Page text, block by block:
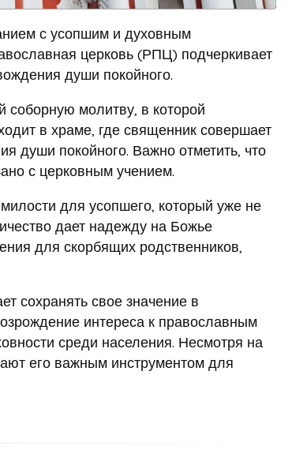
с усопшим и духовным
церковь (РПЦ) подчеркивает
души покойного.
соборную молитву, в которой
в храме, где священник совершает
души покойного. Важно отметить, что
с церковным учением.
для усопшего, который уже не
дает надежду на Божье
для скорбящих родственников,
сохранять свое значение в
интереса к православным
среди населения. Несмотря на
его важным инструментом для